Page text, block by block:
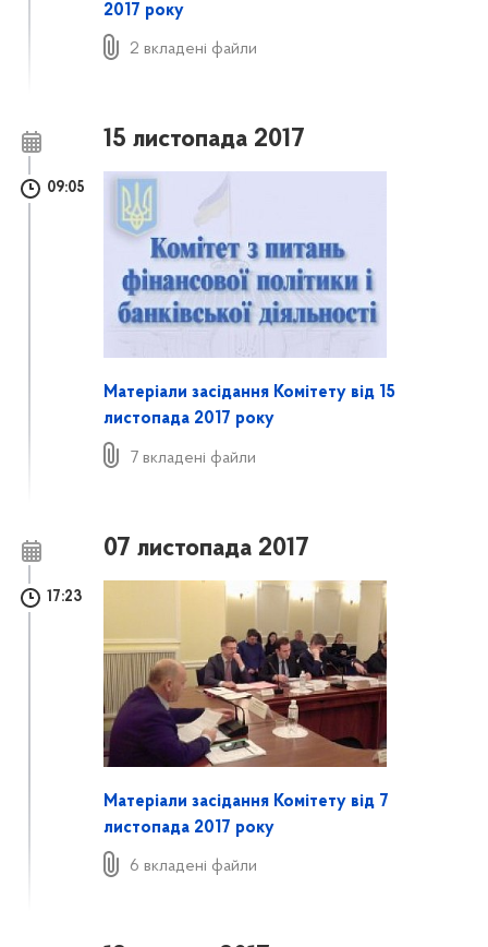
2017 року
2 вкладені файли
15 листопада 2017
09:05
Матеріали засідання Комітету від 15
листопада 2017 року
7 вкладені файли
07 листопада 2017
17:23
Матеріали засідання Комітету від 7
листопада 2017 року
6 вкладені файли